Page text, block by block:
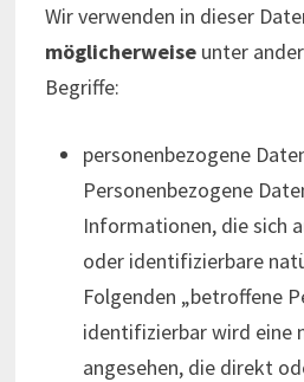
Wir verwenden in dieser
möglicherweiseunter
Begriffe:
personenbezogene
Personenbezogene
Informationen, die sich
oder identifizierbare
Folgenden „betroffene
identifizierbar wird eine
angesehen, die direkt